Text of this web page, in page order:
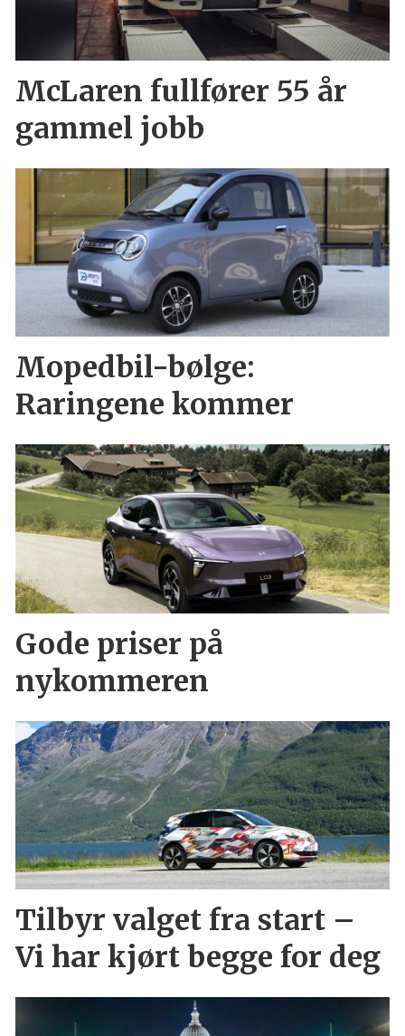
McLaren fullfører 55 år
gammel jobb
Mopedbil-bølge:
Raringene kommer
Gode priser på
nykommeren
Tilbyr valget fra start –
Vi har kjørt begge for deg